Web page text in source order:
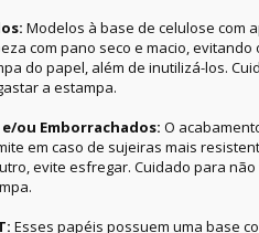
Modelos à base de celulose com
com pano seco e macio,
do papel, além de inutilizá-los.
a estampa.
ou Emborrachados: O
em caso de sujeiras mais
evite esfregar. Cuidado para
Esses papéis possuem uma base